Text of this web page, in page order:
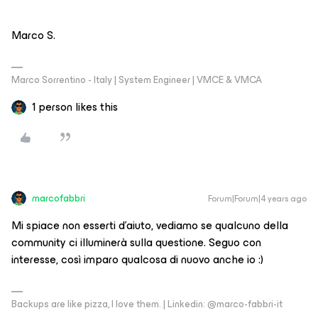
Marco S.
Marco Sorrentino - Italy | System Engineer | VMCE & VMCA
1 person likes this
marcofabbri Forum|Forum|4 years ago
Mi spiace non esserti d’aiuto, vediamo se qualcuno della
community ci illuminerà sulla questione. Seguo con
interesse, così imparo qualcosa di nuovo anche io :)
Backups are like pizza, I love them. | Linkedin: @marco-fabbri-it